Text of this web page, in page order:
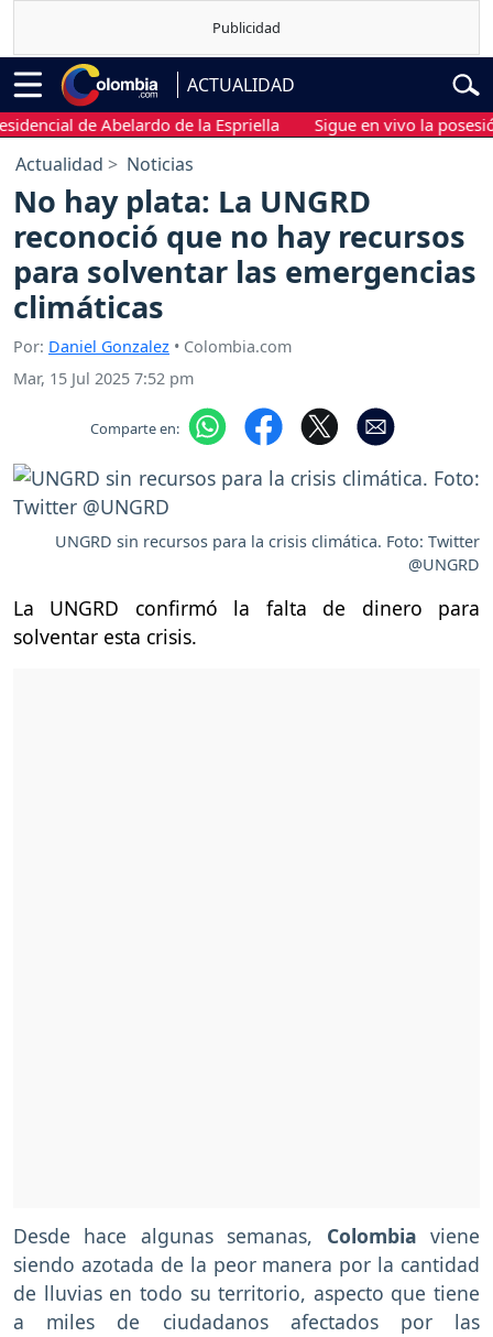
ACTUALIDAD
de Abelardo de la Espriella Sigue en vivo la posesión
Actualidad Noticias
No hay plata: La UNGRD
reconoció que no hay recursos
para solventar las emergencias
climáticas
Por: Daniel Gonzalez • Colombia.com
Mar, 15 Jul 2025 7:52 pm
Comparte en:
UNGRD sin recursos para la crisis climática. Foto: Twitter
@UNGRD
La UNGRD confirmó la falta de dinero para
solventar esta crisis.
Desde hace algunas semanas, Colombia viene
siendo azotada de la peor manera por la cantidad
de lluvias en todo su territorio, aspecto que tiene
a miles de ciudadanos afectados por las